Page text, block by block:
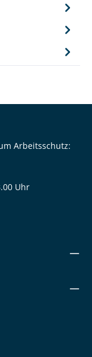
Arbeitsschutz:
Uhr